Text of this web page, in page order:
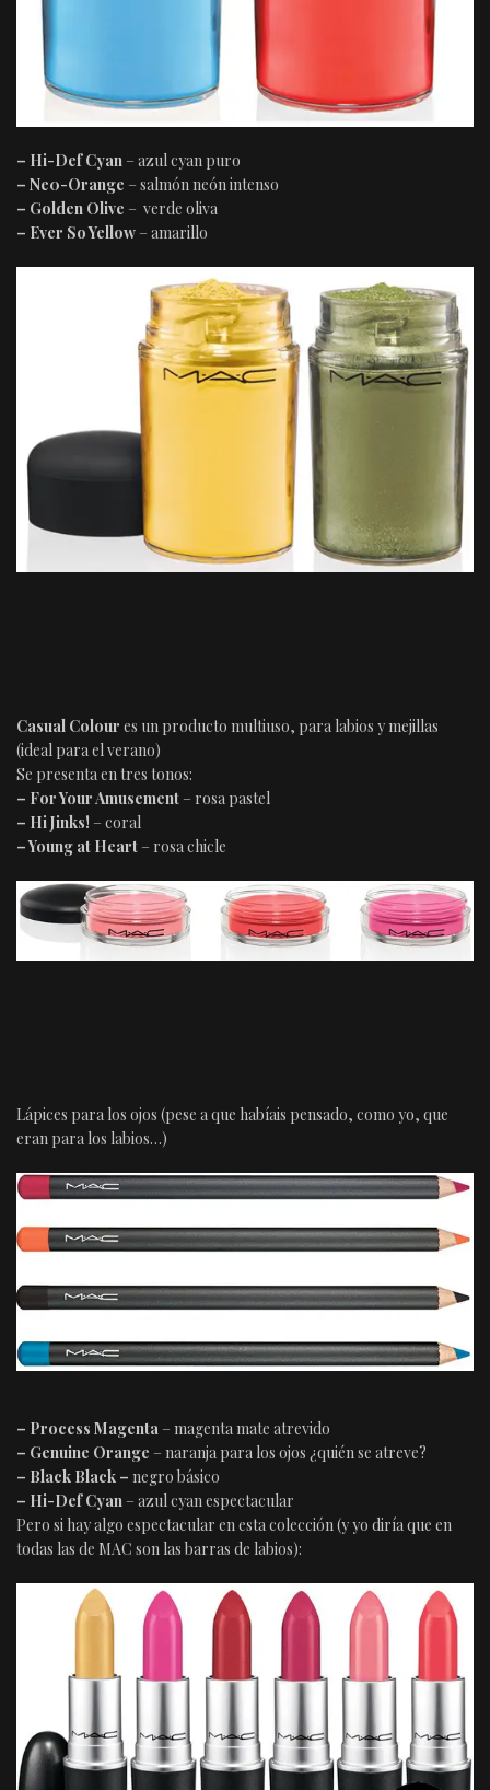
– Hi-Def Cyan – azul cyan puro
– Ne0-Orange – salmón neón intenso
– Golden Olive – verde oliva
– Ever So Yellow – amarillo
Casual Colour es un producto multiuso, para labios y mejillas
(ideal para el verano)
Se presenta en tres tonos:
– For Your Amusement – rosa pastel
– Hi Jinks! – coral
– Young at Heart – rosa chicle
Lápices para los ojos (pese a que habíais pensado, como yo, que
eran para los labios…)
– Process Magenta – magenta mate atrevido
– Genuine Orange – naranja para los ojos ¿quién se atreve?
– Black Black – negro básico
– Hi-Def Cyan – azul cyan espectacular
Pero si hay algo espectacular en esta colección (y yo diría que en
todas las de MAC son las barras de labios):